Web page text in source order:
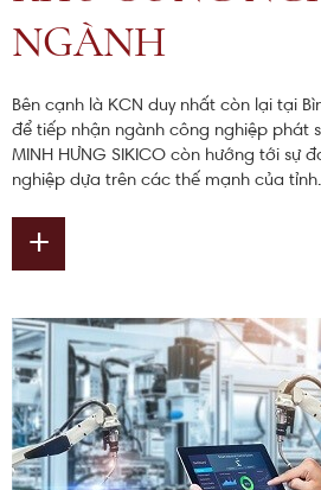
NGÀNH
Bên cạnh là KCN duy nhất còn lại tại
để tiếp nhận ngành công nghiệp phát
MINH HƯNG SIKICO còn hướng tới sự
nghiệp dựa trên các thế mạnh của tỉnh.
+